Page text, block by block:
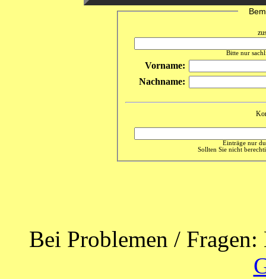
Bitte nur
Vorname:
Nachname:
Einträge nur
Sollten Sie nicht
Bei Problemen /